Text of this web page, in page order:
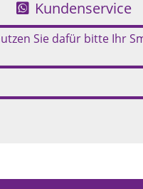
Kundenservice
Sie dafür bitte Ihr